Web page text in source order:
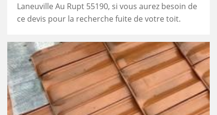
Laneuville Au Rupt 55190, si vous aurez besoin de
ce devis pour la recherche fuite de votre toit.